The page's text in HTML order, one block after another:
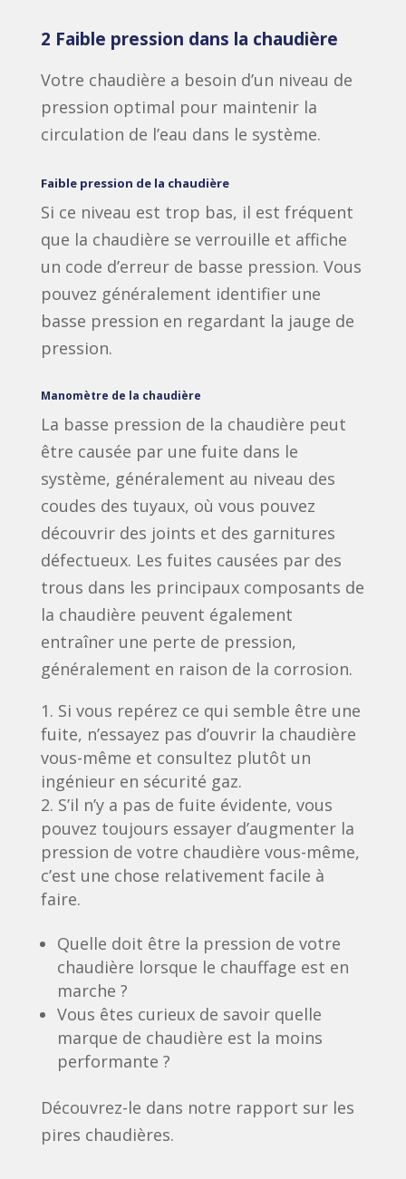
2 Faible pression dans la chaudière
Votre chaudière a besoin d’un niveau de
pression optimal pour maintenir la
circulation de l’eau dans le système.
Faible pression de la chaudière
Si ce niveau est trop bas, il est fréquent
que la chaudière se verrouille et affiche
un code d’erreur de basse pression. Vous
pouvez généralement identifier une
basse pression en regardant la jauge de
pression.
Manomètre de la chaudière
La basse pression de la chaudière peut
être causée par une fuite dans le
système, généralement au niveau des
coudes des tuyaux, où vous pouvez
découvrir des joints et des garnitures
défectueux. Les fuites causées par des
trous dans les principaux composants de
la chaudière peuvent également
entraîner une perte de pression,
généralement en raison de la corrosion.
Si vous repérez ce qui semble être une
fuite, n’essayez pas d’ouvrir la chaudière
vous-même et consultez plutôt un
ingénieur en sécurité gaz.
S’il n’y a pas de fuite évidente, vous
pouvez toujours essayer d’augmenter la
pression de votre chaudière vous-même,
c’est une chose relativement facile à
faire.
Quelle doit être la pression de votre
chaudière lorsque le chauffage est en
marche ?
Vous êtes curieux de savoir quelle
marque de chaudière est la moins
performante ?
Découvrez-le dans notre rapport sur les
pires chaudières.